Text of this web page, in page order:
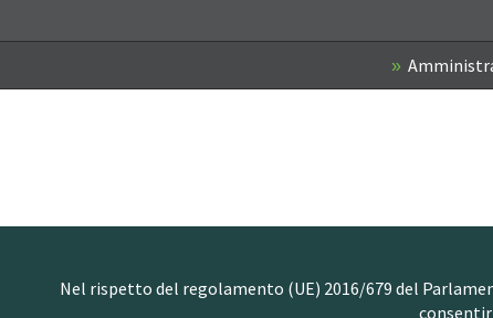
Nel rispetto del regolamento (UE) 2016/679 del